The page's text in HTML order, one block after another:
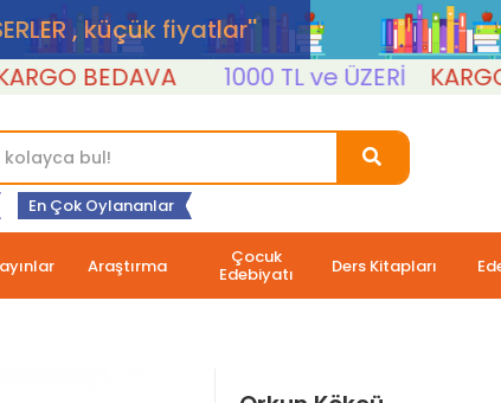
, küçük fiyatlar''
BEDAVA 1000 TL ve ÜZERİ KARGO
En Çok Oylananlar
Araştırma Çocuk
Edebiyatı Ders Kitapları